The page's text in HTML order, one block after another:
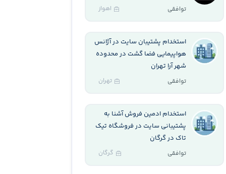
توافقی اهواز
استخدام پشتیبان سایت در آژانس
هواپیمایی فضا گشت در محدوده
شهر آرا تهران
توافقی تهران
استخدام ادمین فروش آشنا به
پشتیبانی سایت در فروشگاه تیک
تاک در گرگان
توافقی گرگان